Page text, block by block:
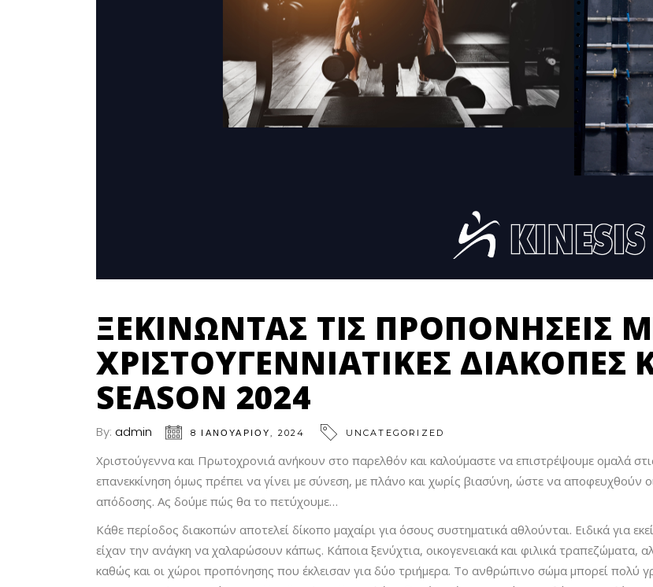
ΞΕΚΙΝΏΝΤΑΣ ΤΙΣ ΠΡΟΠΟΝΉΣΕΙΣ
ΧΡΙΣΤΟΥΓΕΝΝΙΆΤΙΚΕΣ ΔΙΑΚΟΠΈΣ
SEASON 2024
By: admin 8 ΙΑΝΟΥΑΡΊΟΥ, 2024 UNCATEGORIZED
Χριστούγεννα και Πρωτοχρονιά ανήκουν στο παρελθόν και καλούμαστε να επιστρέψουμε ομαλά
επανεκκίνηση όμως πρέπει να γίνει με σύνεση, με πλάνο και χωρίς βιασύνη, ώστε να αποφευχθούν
απόδοσης. Ας δούμε πώς θα το πετύχουμε…
Κάθε περίοδος διακοπών αποτελεί δίκοπο μαχαίρι για όσους συστηματικά αθλούνται. Ειδικά για
είχαν την ανάγκη να χαλαρώσουν κάπως. Κάποια ξενύχτια, οικογενειακά και φιλικά τραπεζώματα,
καθώς και οι χώροι προπόνησης που έκλεισαν για δύο τριήμερα. Το ανθρώπινο σώμα μπορεί πολύ